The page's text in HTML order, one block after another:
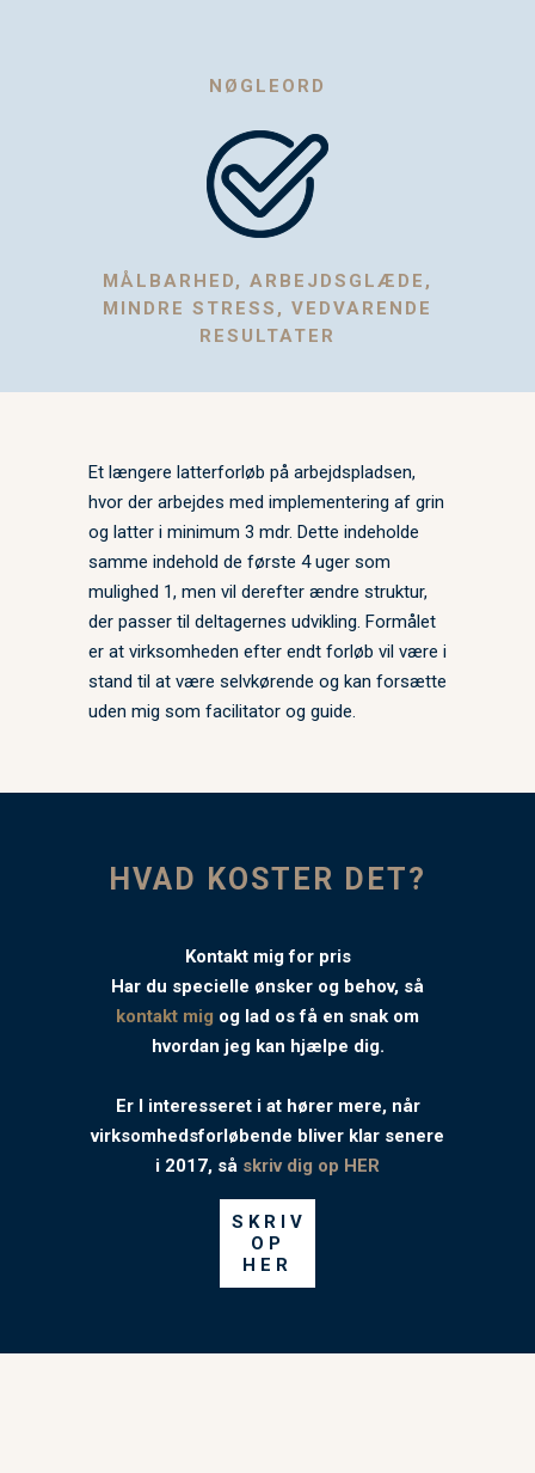
NØGLEORD
MÅLBARHED, ARBEJDSGLÆDE,
MINDRE STRESS, VEDVARENDE
RESULTATER
Et længere latterforløb på arbejdspladsen,
hvor der arbejdes med implementering af grin
og latter i minimum 3 mdr. Dette indeholde
samme indehold de første 4 uger som
mulighed 1, men vil derefter ændre struktur,
der passer til deltagernes udvikling. Formålet
er at virksomheden efter endt forløb vil være i
stand til at være selvkørende og kan forsætte
uden mig som facilitator og guide.
HVAD KOSTER DET?
Kontakt mig for pris
Har du specielle ønsker og behov, så
kontakt mig og lad os få en snak om
hvordan jeg kan hjælpe dig.
Er I interesseret i at hører mere, når
virksomhedsforløbende bliver klar senere
i 2017, så skriv dig op HER
SKRIV
OP
HER